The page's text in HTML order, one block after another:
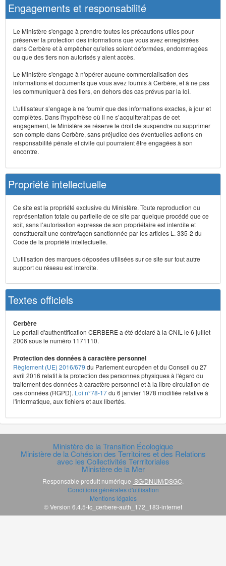
Engagements et responsabilité
Le Ministère s'engage à prendre toutes les précautions utiles pour
préserver la protection des informations que vous avez enregistrées
dans Cerbère et à empêcher qu'elles soient déformées, endommagées
ou que des tiers non autorisés y aient accès.
Le Ministère s'engage à n'opérer aucune commercialisation des
informations et documents que vous avez fournis à Cerbère, et à ne pas
les communiquer à des tiers, en dehors des cas prévus par la loi.
L’utilisateur s’engage à ne fournir que des informations exactes, à jour et
complètes. Dans l'hypothèse où il ne s’acquitterait pas de cet
engagement, le Ministère se réserve le droit de suspendre ou supprimer
son compte dans Cerbère, sans préjudice des éventuelles actions en
responsabilité pénale et civile qui pourraient être engagées à son
encontre.
Propriété intellectuelle
Ce site est la propriété exclusive du Ministère. Toute reproduction ou
représentation totale ou partielle de ce site par quelque procédé que ce
soit, sans l’autorisation expresse de son propriétaire est interdite et
constituerait une contrefaçon sanctionnée par les articles L. 335-2 du
Code de la propriété intellectuelle.
L’utilisation des marques déposées utilisées sur ce site sur tout autre
support ou réseau est interdite.
Textes officiels
Cerbère
Le portail d'authentification CERBERE a été déclaré à la CNIL le 6 juillet
2006 sous le numéro 1171110.
Protection des données à caractère personnel
Règlement (UE) 2016/679 du Parlement européen et du Conseil du 27
avril 2016 relatif à la protection des personnes physiques à l'égard du
traitement des données à caractère personnel et à la libre circulation de
ces données (RGPD). Loi n°78-17du 6 janvier 1978 modifiée relative à
l'informatique, aux fichiers et aux libertés.
Ministère de la Transition Écologique
Ministère de la Cohésion des Territoires et des Relations
avec les Collectivités Terrritoriales
Ministère de la Mer
Responsable produit numérique SG/DNUM/DSGC
Conditions générales d'utilisation
Mentions légales
© Version 6.4.5-tc_cerbere-auth_172_183-internet